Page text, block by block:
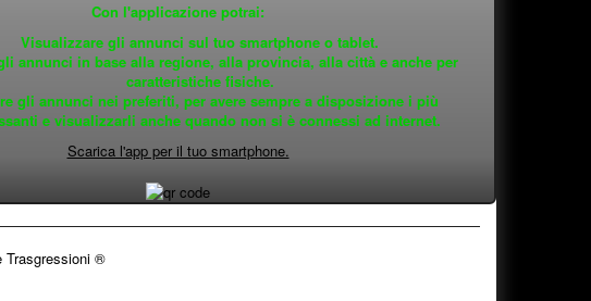
Con l'applicazione potrai:
Visualizzare gli annunci sul tuo smartphone o tablet.
annunci in base alla regione, alla provincia, alla città e anche per
caratteristiche fisiche.
gli annunci nei preferiti, per avere sempre a disposizione i più
e visualizzarli anche quando non si è connessi ad internet.
Scarica l'app per il tuo smartphone.
Trasgressioni ®